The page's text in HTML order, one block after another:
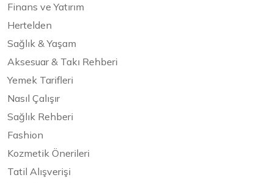
Finans ve Yatırım
Hertelden
Sağlık & Yaşam
Aksesuar & Takı Rehberi
Yemek Tarifleri
Nasıl Çalışır
Sağlık Rehberi
Fashion
Kozmetik Önerileri
Tatil Alışverişi